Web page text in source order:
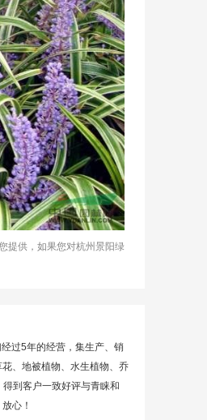
提供，如果您对杭州景阳绿
过5年的经营，集生产、销
、地被植物、水生植物、乔
到客户一致好评与青睐和
心！